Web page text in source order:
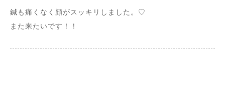
鍼も痛くなく顔がスッキリしました。♡
また来たいです！！